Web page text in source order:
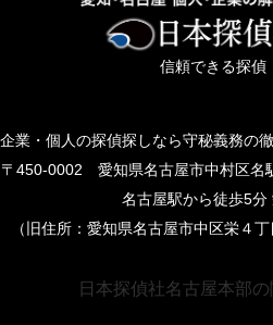
信頼できる探偵
企業・個人の探偵探しなら守秘義務の
〒450-0002 愛知県名古屋市中村区名
名古屋駅から徒歩5分
（旧住所：愛知県名古屋市中区栄４
日本探偵社名古屋本部